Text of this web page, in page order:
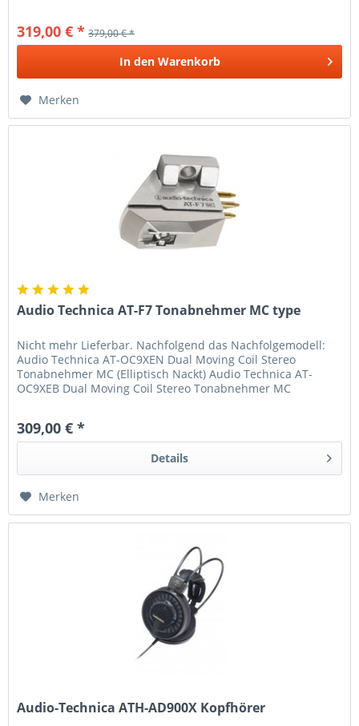
319,00 € * 379,00 € *
In den Warenkorb
Merken
Audio Technica AT-F7 Tonabnehmer MC type
Nicht mehr Lieferbar. Nachfolgend das Nachfolgemodell:
Audio Technica AT-OC9XEN Dual Moving Coil Stereo
Tonabnehmer MC (Elliptisch Nackt) Audio Technica AT-
OC9XEB Dual Moving Coil Stereo Tonabnehmer MC
309,00 € *
Details
Merken
Audio-Technica ATH-AD900X Kopfhörer